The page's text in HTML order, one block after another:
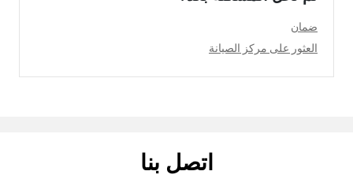
ضمان
العثور على مركز الصيانة
اتصل بنا